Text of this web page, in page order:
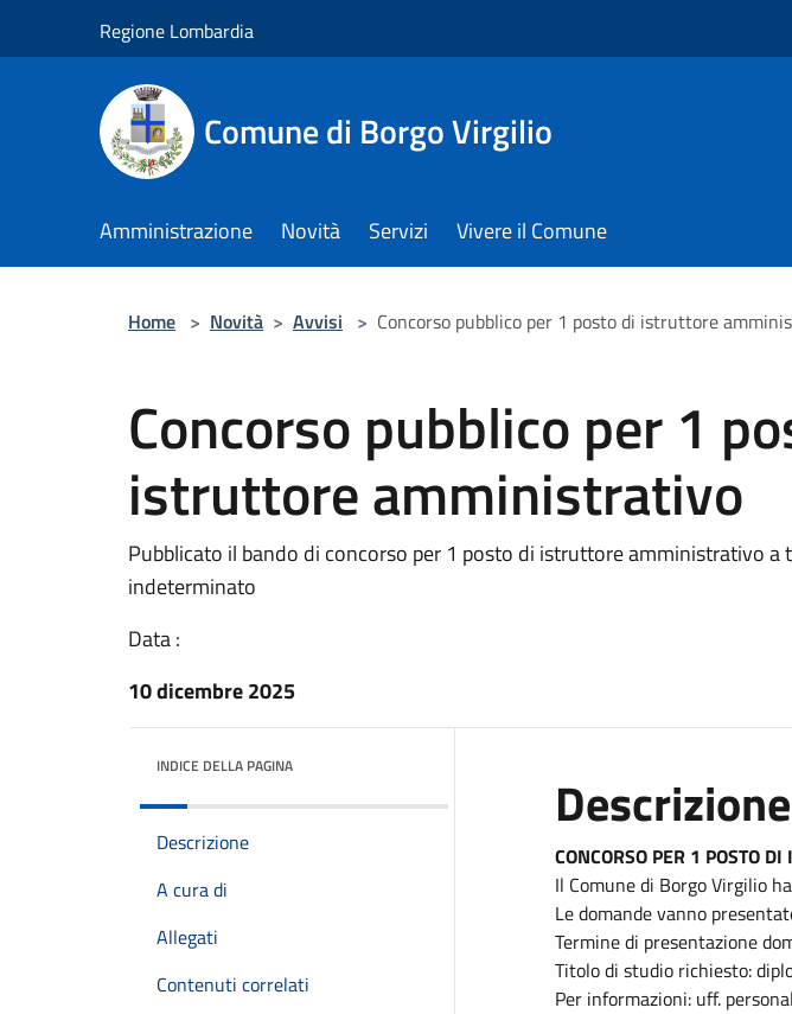
Regione Lombardia
Comune di Borgo Virgilio
Amministrazione Novità Servizi Vivere il Comune
Home > Novità > Avvisi > Concorso pubblico per 1 posto di istruttore
Concorso pubblico per 1
istruttore amministrativo
Pubblicato il bando di concorso per 1 posto di istruttore amministrativo a
indeterminato
Data :
10 dicembre 2025
INDICE DELLA PAGINA
Descrizione
A cura di
Allegati
Contenuti correlati
Descrizione
CONCORSO PER 1 POSTO
Il Comune di Borgo Virgilio
Le domande vanno
Termine di presentazione
Titolo di studio richiesto:
Per informazioni: uff.